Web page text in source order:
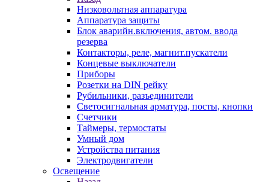
Низковольтная аппаратура
Аппаратура защиты
Блок аварийн.включения, автом. ввода
резерва
Контакторы, реле, магнит.пускатели
Концевые выключатели
Приборы
Розетки на DIN рейку
Рубильники, разъединители
Светосигнальная арматура, посты, кнопки
Счетчики
Таймеры, термостаты
Умный дом
Устройства питания
Электродвигатели
Освещение